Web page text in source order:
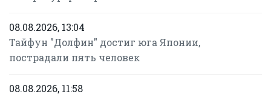
08.08.2026, 13:04
Тайфун "Долфин" достиг юга Японии,
пострадали пять человек
08.08.2026, 11:58